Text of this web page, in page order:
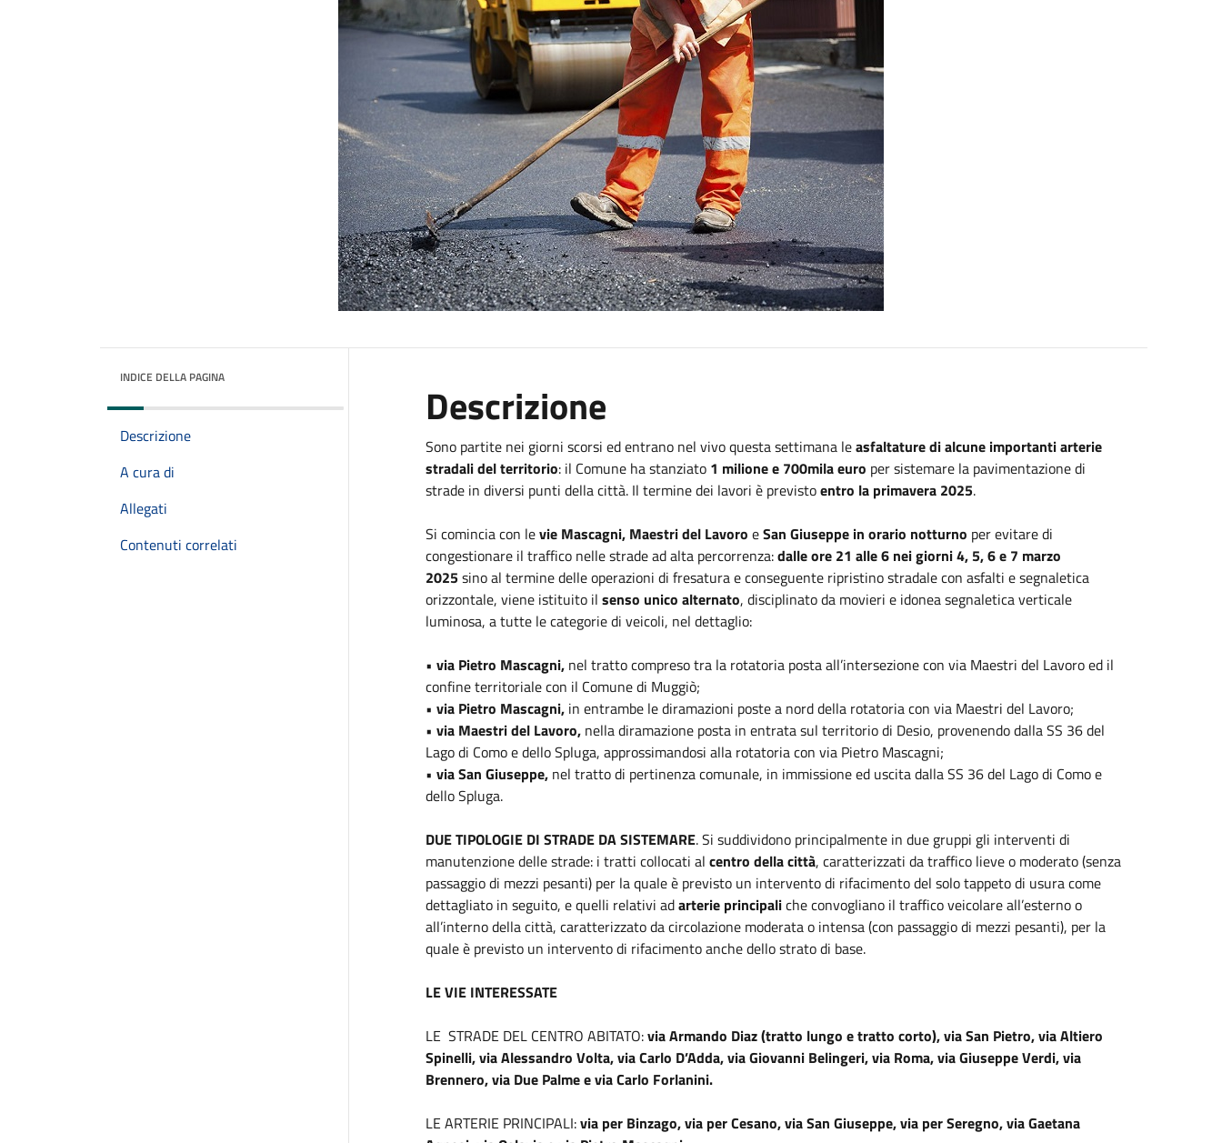
INDICE DELLA PAGINA
Descrizione
A cura di
Allegati
Contenuti correlati
Descrizione
Sono partite nei giorni scorsi ed entrano nel vivo questa settimana leasfaltature di alcune importanti arterie
stradali del territorio: il Comune ha stanziato 1 milione e 700mila euro per sistemare la pavimentazione di
strade in diversi punti della città. Il termine dei lavori è previstoentro la primavera 2025.
Si comincia con levie Mascagni, Maestri del Lavoro eSan Giuseppe in orario notturno per evitare di
congestionare il traffico nelle strade ad alta percorrenza:dalle ore 21 alle 6 nei giorni 4, 5, 6 e 7 marzo
2025sino al termine delle operazioni di fresatura e conseguente ripristino stradale con asfalti e segnaletica
orizzontale, viene istituito il senso unico alternato, disciplinato da movieri e idonea segnaletica verticale
luminosa, a tutte le categorie di veicoli, nel dettaglio:
• via Pietro Mascagni,nel tratto compreso tra la rotatoria posta all’intersezione con via Maestri del Lavoro ed il
confine territoriale con il Comune di Muggiò;
• via Pietro Mascagni,in entrambe le diramazioni poste a nord della rotatoria con via Maestri del Lavoro;
• via Maestri del Lavoro,nella diramazione posta in entrata sul territorio di Desio, provenendo dalla SS 36 del
Lago di Como e dello Spluga, approssimandosi alla rotatoria con via Pietro Mascagni;
• via San Giuseppe,nel tratto di pertinenza comunale, in immissione ed uscita dalla SS 36 del Lago di Como e
dello Spluga.
DUE TIPOLOGIE DI STRADE DA SISTEMARE. Si suddividono principalmente in due gruppi gli interventi di
manutenzione delle strade: i tratti collocati al centro della città, caratterizzati da traffico lieve o moderato (senza
passaggio di mezzi pesanti) per la quale è previsto un intervento di rifacimento del solo tappeto di usura come
dettagliato in seguito, e quelli relativi adarterie principaliche convogliano il traffico veicolare all’esterno o
all’interno della città, caratterizzato da circolazione moderata o intensa (con passaggio di mezzi pesanti), per la
quale è previsto un intervento di rifacimento anche dello strato di base.
LE VIE INTERESSATE
LE STRADE DEL CENTRO ABITATO:via Armando Diaz (tratto lungo e tratto corto), via San Pietro, via Altiero
Spinelli, via Alessandro Volta, via Carlo D’Adda, via Giovanni Belingeri, via Roma, via Giuseppe Verdi, via
Brennero, via Due Palme e via Carlo Forlanini.
LE ARTERIE PRINCIPALI:via per Binzago, via per Cesano, via San Giuseppe, via per Seregno, via Gaetana